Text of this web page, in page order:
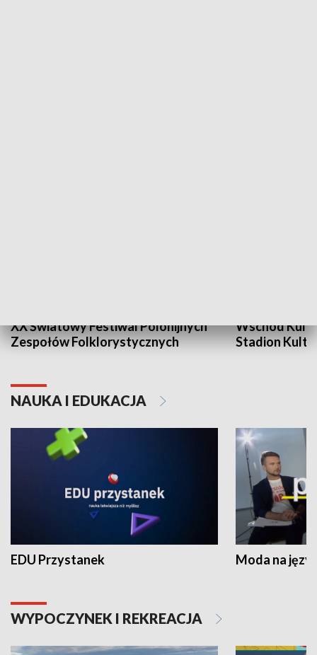
XX Światowy Festiwal Polonijnych
Zespołów Folklorystycznych
Wschód
Stadion
NAUKA I EDUKACJA
EDU Przystanek Moda na
WYPOCZYNEK I REKREACJA